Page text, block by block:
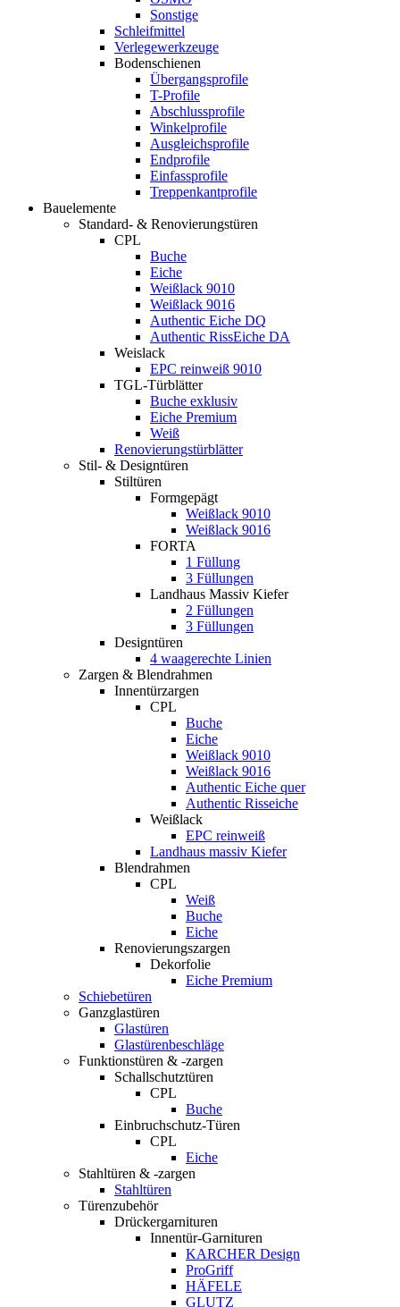
Sonstige
Schleifmittel
Verlegewerkzeuge
Bodenschienen
Übergangsprofile
T-Profile
Abschlussprofile
Winkelprofile
Ausgleichsprofile
Endprofile
Einfassprofile
Treppenkantprofile
Bauelemente
Standard- & Renovierungstüren
CPL
Buche
Eiche
Weißlack 9010
Weißlack 9016
Authentic Eiche DQ
Authentic RissEiche DA
Weislack
EPC reinweiß 9010
TGL-Türblätter
Buche exklusiv
Eiche Premium
Weiß
Renovierungstürblätter
Stil- & Designtüren
Stiltüren
Formgepägt
Weißlack 9010
Weißlack 9016
FORTA
1 Füllung
3 Füllungen
Landhaus Massiv Kiefer
2 Füllungen
3 Füllungen
Designtüren
4 waagerechte Linien
Zargen & Blendrahmen
Innentürzargen
CPL
Buche
Eiche
Weißlack 9010
Weißlack 9016
Authentic Eiche quer
Authentic Risseiche
Weißlack
EPC reinweiß
Landhaus massiv Kiefer
Blendrahmen
CPL
Weiß
Buche
Eiche
Renovierungszargen
Dekorfolie
Eiche Premium
Schiebetüren
Ganzglastüren
Glastüren
Glastürenbeschläge
Funktionstüren & -zargen
Schallschutztüren
CPL
Buche
Einbruchschutz-Türen
CPL
Eiche
Stahltüren & -zargen
Stahltüren
Türenzubehör
Drückergarnituren
Innentür-Garnituren
KARCHER Design
ProGriff
HÄFELE
GLUTZ